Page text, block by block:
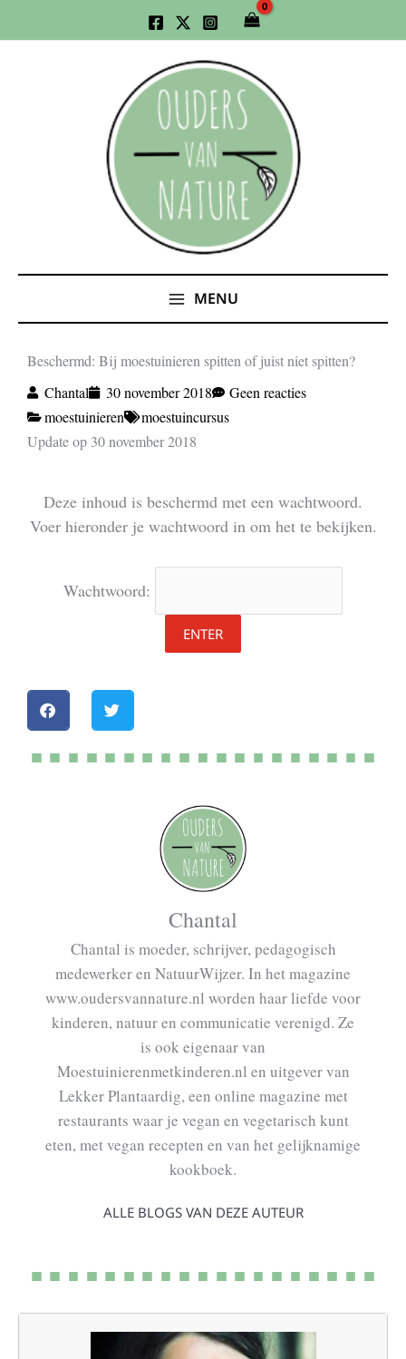
naar
MENU
Beschermd: Bij moestuinieren spitten of juist niet spitten?
Chantal
30 november 2018
Geen reacties
moestuinieren
moestuincursus
Update op 30 november 2018
Deze inhoud is beschermd met een wachtwoord.
Voer hieronder je wachtwoord in om het te bekijken.
Wachtwoord:
Chantal
Chantal is moeder, schrijver, pedagogisch
medewerker en NatuurWijzer. In het magazine
www.oudersvannature.nl worden haar liefde voor
kinderen, natuur en communicatie verenigd. Ze
is ook eigenaar van
Moestuinierenmetkinderen.nl en uitgever van
Lekker Plantaardig, een online magazine met
restaurants waar je vegan en vegetarisch kunt
eten, met vegan recepten en van het gelijknamige
kookboek.
ALLE BLOGS VAN DEZE AUTEUR